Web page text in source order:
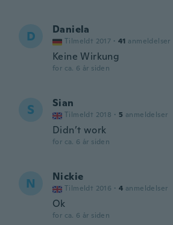
D Daniela
Tilmeldt 2017 · 41 anmeldelser
Keine Wirkung
for ca. 6 år siden
S Sian
Tilmeldt 2018 · 5 anmeldelser
Didn’t work
for ca. 6 år siden
N Nickie
Tilmeldt 2016 · 4 anmeldelser
Ok
for ca. 6 år siden